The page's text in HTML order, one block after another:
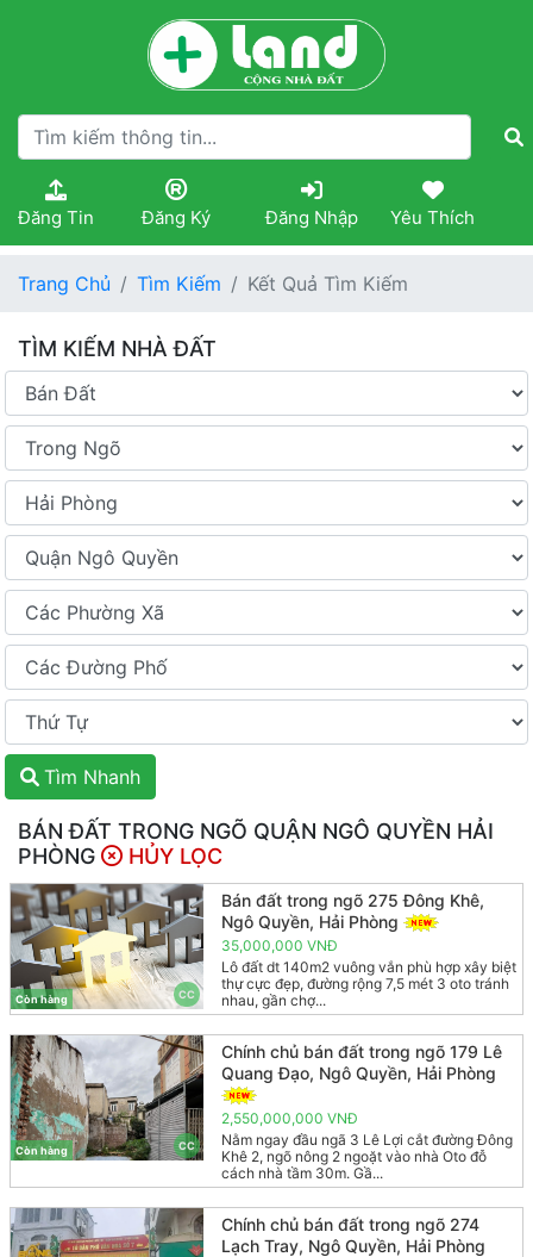
Đăng Tin Đăng Ký Đăng Nhập Yêu Thích
Trang Chủ Tìm Kiếm Kết Quả Tìm Kiếm
TÌM KIẾM NHÀ ĐẤT
Tìm Nhanh
BÁN ĐẤT TRONG NGÕ QUẬN NGÔ QUYỀN HẢI
PHÒNG
HỦY LỌC
CC
Còn hàng
Bán đất trong ngõ 275 Đông Khê,
Ngô Quyền, Hải Phòng
35,000,000 VNĐ
Lô đất dt 140m2 vuông vắn phù hợp xây biệt
thự cực đẹp, đường rộng 7,5 mét 3 oto tránh
nhau, gần chợ...
CC
Còn hàng
Chính chủ bán đất trong ngõ 179 Lê
Quang Đạo, Ngô Quyền, Hải Phòng
2,550,000,000 VNĐ
Nằm ngay đầu ngã 3 Lê Lợi cắt đường Đông
Khê 2, ngõ nông 2 ngoặt vào nhà Oto đỗ
cách nhà tầm 30m. Gầ...
Chính chủ bán đất trong ngõ 274
Lạch Tray, Ngô Quyền, Hải Phòng